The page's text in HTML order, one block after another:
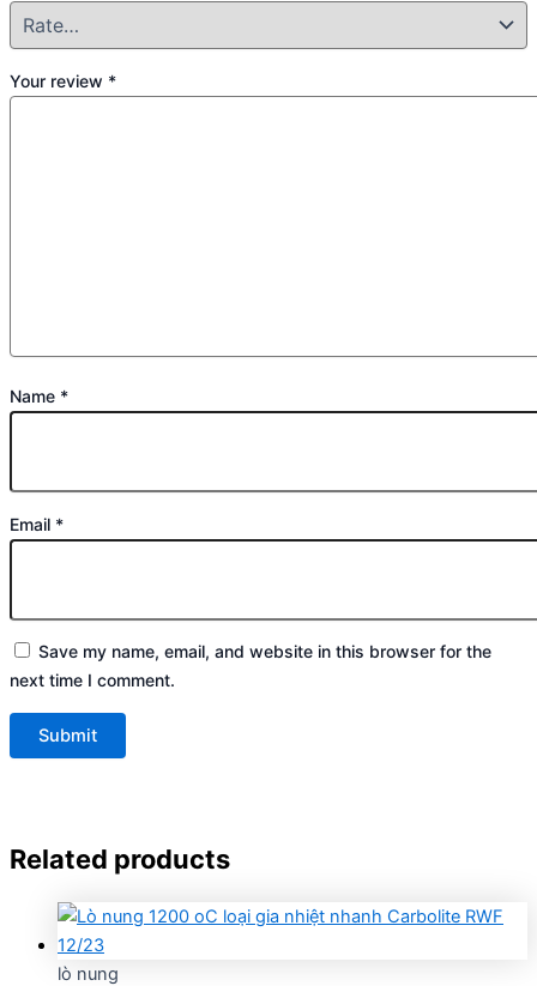
Your review *
Name *
Email *
Save my name, email, and website in this browser for the
next time I comment.
Related products
lò nung